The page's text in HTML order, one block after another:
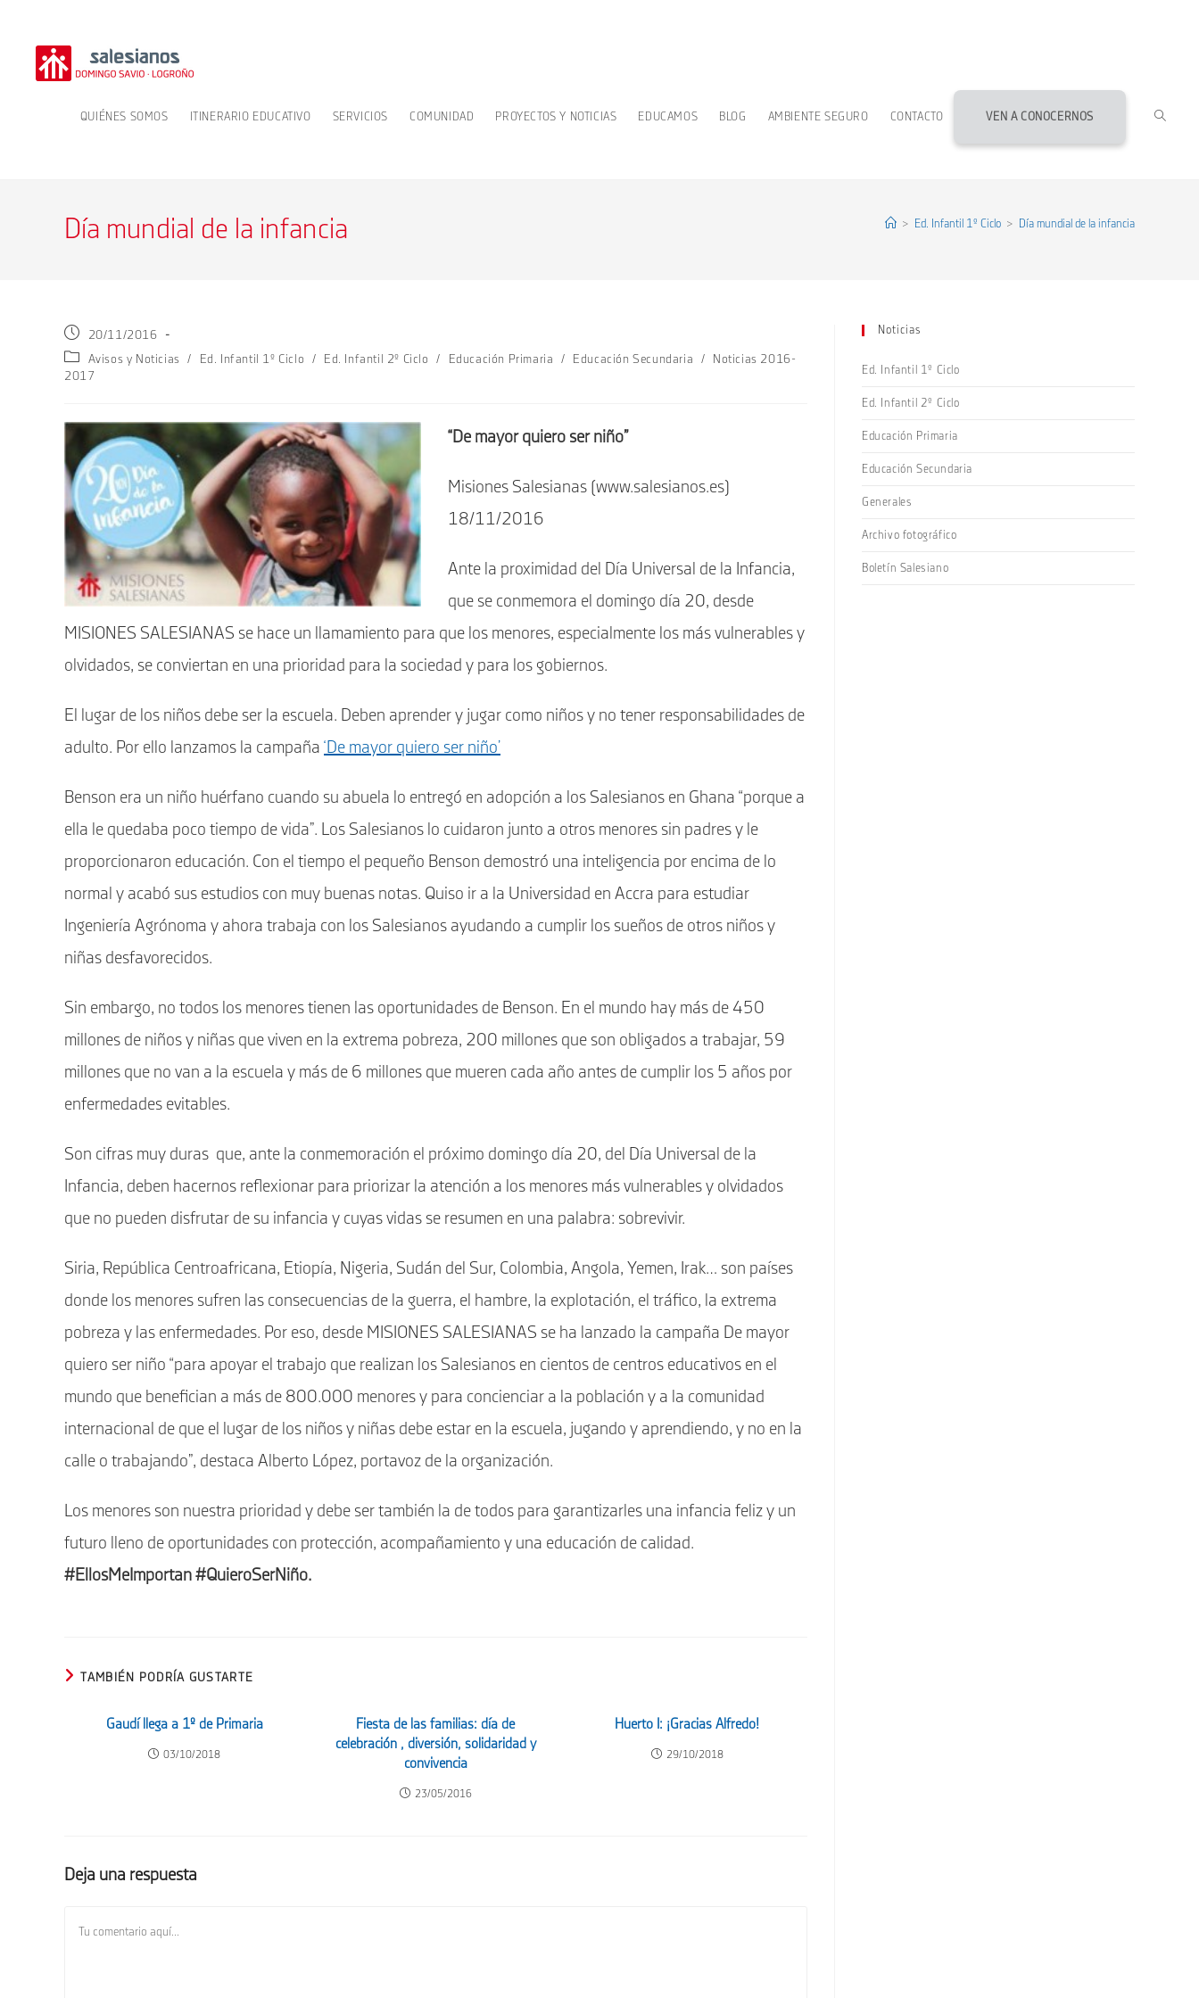
contenido
QUIÉNES SOMOS ITINERARIO EDUCATIVO SERVICIOS COMUNIDAD PROYECTOS Y NOTICIAS EDUCAMOS BLOG AMBIENTE SEGURO CONTACTO VEN A CONOCERNOS
Día mundial de la infancia > Ed. Infantil 1º Ciclo > Día mundial de la infancia
Publicación
de
la
entrada:
20/11/2016
Categoría
de
Avisos y Noticias / Ed. Infantil 1º Ciclo / Ed. Infantil 2º Ciclo / Educación Primaria / Educación Secundaria /
Noticias 2016-
2017
“De mayor quiero ser niño”
Misiones Salesianas (www.salesianos.es)
18/11/2016
Ante la proximidad del Día Universal de la Infancia,
que se conmemora el domingo día 20, desde
MISIONES SALESIANAS se hace un llamamiento para que los menores, especialmente los más vulnerables y
olvidados, se conviertan en una prioridad para la sociedad y para los gobiernos.
El lugar de los niños debe ser la escuela. Deben aprender y jugar como niños y no tener responsabilidades de
adulto. Por ello lanzamos la campaña ‘De mayor quiero ser niño’
Benson era un niño huérfano cuando su abuela lo entregó en adopción a los Salesianos en Ghana “porque a
ella le quedaba poco tiempo de vida”. Los Salesianos lo cuidaron junto a otros menores sin padres y le
proporcionaron educación. Con el tiempo el pequeño Benson demostró una inteligencia por encima de lo
normal y acabó sus estudios con muy buenas notas. Quiso ir a la Universidad en Accra para estudiar
Ingeniería Agrónoma y ahora trabaja con los Salesianos ayudando a cumplir los sueños de otros niños y
niñas desfavorecidos.
Sin embargo, no todos los menores tienen las oportunidades de Benson. En el mundo hay más de 450
millones de niños y niñas que viven en la extrema pobreza, 200 millones que son obligados a trabajar, 59
millones que no van a la escuela y más de 6 millones que mueren cada año antes de cumplir los 5 años por
enfermedades evitables.
Son cifras muy duras que, ante la conmemoración el próximo domingo día 20, del Día Universal de la
Infancia, deben hacernos reflexionar para priorizar la atención a los menores más vulnerables y olvidados
que no pueden disfrutar de su infancia y cuyas vidas se resumen en una palabra: sobrevivir.
Siria, República Centroafricana, Etiopía, Nigeria, Sudán del Sur, Colombia, Angola, Yemen, Irak… son países
donde los menores sufren las consecuencias de la guerra, el hambre, la explotación, el tráfico, la extrema
pobreza y las enfermedades. Por eso, desde MISIONES SALESIANAS se ha lanzado la campaña De mayor
quiero ser niño “para apoyar el trabajo que realizan los Salesianos en cientos de centros educativos en el
mundo que benefician a más de 800.000 menores y para concienciar a la población y a la comunidad
internacional de que el lugar de los niños y niñas debe estar en la escuela, jugando y aprendiendo, y no en la
calle o trabajando”, destaca Alberto López, portavoz de la organización.
Los menores son nuestra prioridad y debe ser también la de todos para garantizarles una infancia feliz y un
futuro lleno de oportunidades con protección, acompañamiento y una educación de calidad.
#EllosMeImportan #QuieroSerNiño.
TAMBIÉN PODRÍA GUSTARTE
Gaudí llega a 1º de Primaria
03/10/2018
Fiesta de las familias: día de
celebración , diversión, solidaridad y
convivencia
23/05/2016
Huerto I: ¡Gracias Alfredo!
29/10/2018
Deja una respuesta
Noticias
Ed. Infantil 1º Ciclo
Ed. Infantil 2º Ciclo
Educación Primaria
Educación Secundaria
Generales
Archivo fotográfico
Boletín Salesiano